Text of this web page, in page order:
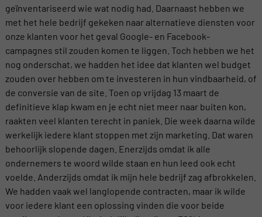
geïnventariseerd wie wat nodig had. Daarnaast hebben we
met het hele bedrijf gekeken naar alternatieve diensten voor
onze klanten voor het geval Google- en Facebook-
campagnes stil zouden komen te liggen. Toch hebben we het
nog onderschat, we hadden het idee dat klanten wel budget
zouden over hebben om te investeren in hun vindbaarheid, of
de conversie van de site. Toen op vrijdag 13 maart de
definitieve klap kwam en je echt niet meer naar buiten kon,
raakten veel klanten terecht in paniek. Die week daarna wilde
werkelijk iedere klant stoppen met zijn marketing. Dat waren
behoorlijk slopende dagen. Enerzijds omdat ik alle
ondernemers te woord wilde staan en hun leed ook echt
voelde. Anderzijds omdat ik mijn hele bedrijf zag afbrokkelen.
We hadden vaak wel langlopende contracten, maar ik wilde
voor iedere klant een oplossing vinden die voor beide